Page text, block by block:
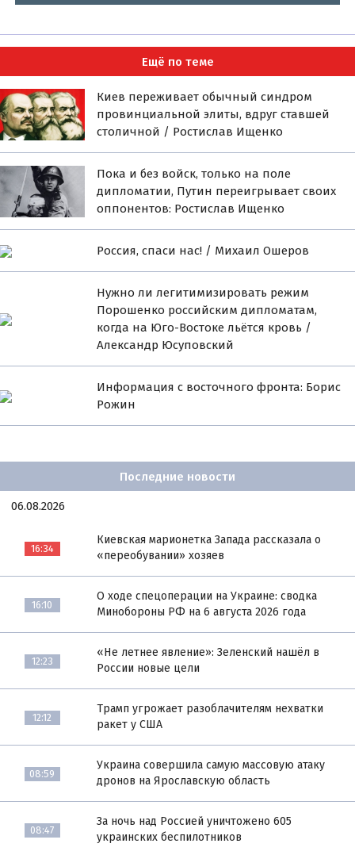
Ещё по теме
Киев переживает обычный синдром
провинциальной элиты, вдруг ставшей
столичной / Ростислав Ищенко
Пока и без войск, только на поле
дипломатии, Путин переигрывает своих
оппонентов: Ростислав Ищенко
Россия, спаси нас! / Михаил Ошеров
Нужно ли легитимизировать режим
Порошенко российским дипломатам,
когда на Юго-Востоке льётся кровь /
Александр Юсуповский
Информация с восточного фронта: Борис
Рожин
Последние новости
06.08.2026
16:34
Киевская марионетка Запада рассказала о
«переобувании» хозяев
16:10
О ходе спецоперации на Украине: сводка
Минобороны РФ на 6 августа 2026 года
12:23
«Не летнее явление»: Зеленский нашёл в
России новые цели
12:12
Трамп угрожает разоблачителям нехватки
ракет у США
08:59
Украина совершила самую массовую атаку
дронов на Ярославскую область
08:47
За ночь над Россией уничтожено 605
украинских беспилотников